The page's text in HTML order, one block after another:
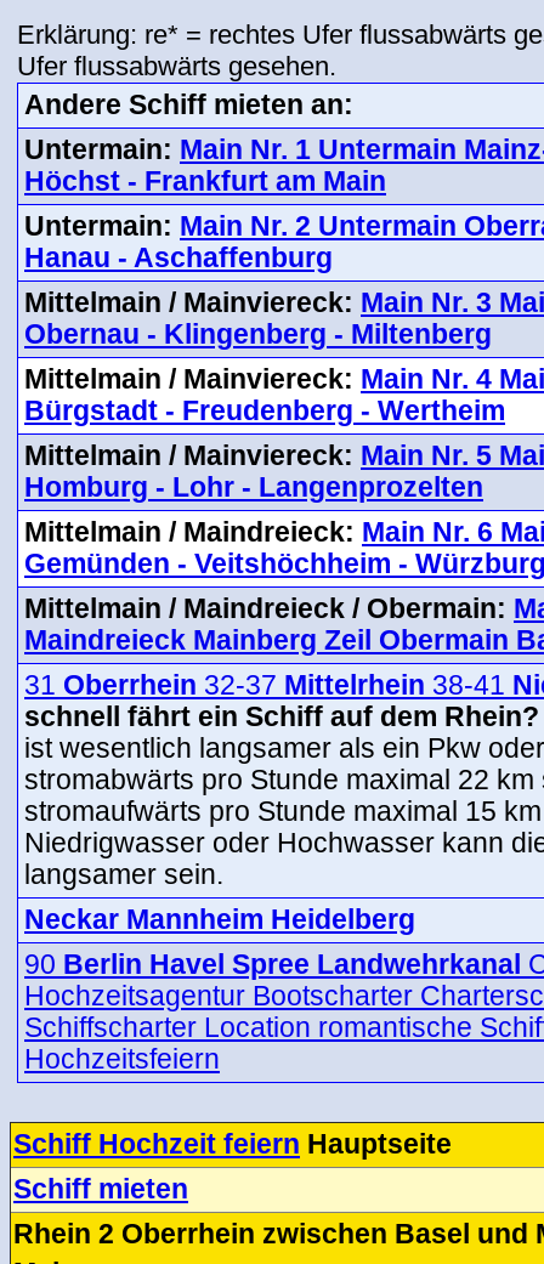
Erklärung: re* = rechtes Ufer flussabwärts
Ufer flussabwärts gesehen.
Andere Schiff mieten an:
Untermain: Main Nr. 1 Untermain
Höchst - Frankfurt am Main
Untermain: Main Nr. 2 Untermain
Hanau - Aschaffenburg
Mittelmain / Mainviereck: Main Nr. 3
Obernau - Klingenberg - Miltenberg
Mittelmain / Mainviereck: Main Nr. 4
Bürgstadt - Freudenberg - Wertheim
Mittelmain / Mainviereck: Main Nr. 5
Homburg - Lohr - Langenprozelten
Mittelmain / Maindreieck: Main Nr. 6
Gemünden - Veitshöchheim -
Mittelmain / Maindreieck / Obermain:
Maindreieck Mainberg Zeil Obermain
31 Oberrhein 32-37 Mittelrhein 38-41
schnell fährt ein Schiff auf dem
ist wesentlich langsamer als ein Pkw
stromabwärts pro Stunde maximal 22 km
stromaufwärts pro Stunde maximal 15
Niedrigwasser oder Hochwasser kann
langsamer sein.
Neckar Mannheim Heidelberg
90 Berlin Havel Spree Landwehrkanal
Hochzeitsagentur Bootscharter
Schiffscharter Location romantische
Hochzeitsfeiern
Schiff Hochzeit feiern Hauptseite
Schiff mieten
Rhein 2 Oberrhein zwischen Basel und